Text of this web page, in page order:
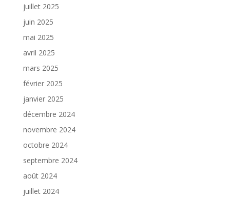
juillet 2025
juin 2025
mai 2025
avril 2025
mars 2025
février 2025
janvier 2025
décembre 2024
novembre 2024
octobre 2024
septembre 2024
août 2024
juillet 2024